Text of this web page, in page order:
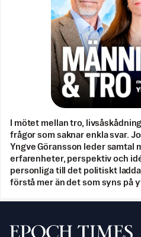
I mötet mellan tro,
frågor som saknar enkla svar.
Yngve Göransson leder samtal
erfarenheter, perspektiv och
personliga till det politiskt
förstå mer än det som syns på
Svenska Epoch Times